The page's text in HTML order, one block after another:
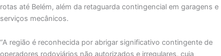
rotas até Belém, além da retaguarda contingencial em garagens e
serviços mecânicos.
“A região é reconhecida por abrigar significativo contingente de
operadores rodoviários não autorizados e irregulares, cuja